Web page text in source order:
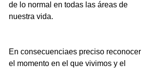
de lo normal en todas las áreas de
nuestra vida.
En consecuenciaes preciso reconocer
el momento en el que vivimos y el